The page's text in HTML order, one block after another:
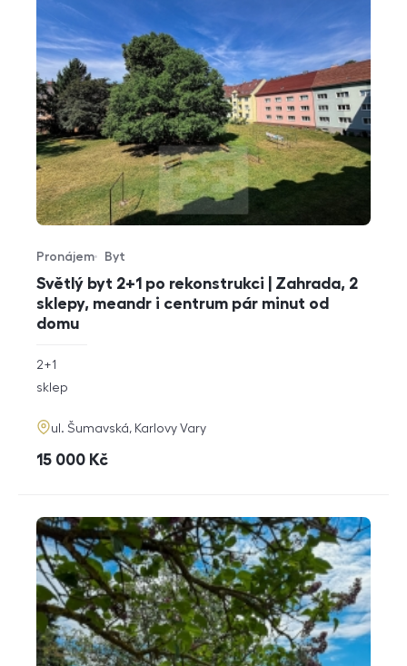
Světlý byt 2+1 po rekonstrukci | Zahrada, 2
sklepy, meandr i centrum pár minut od
domu
Typ nabídky
Pronájem
Typ nemovitosti
Byt
rozměry
dispozice
2+1
funkce
sklep
adresa
ul. Šumavská, Karlovy Vary
cena
15 000 Kč